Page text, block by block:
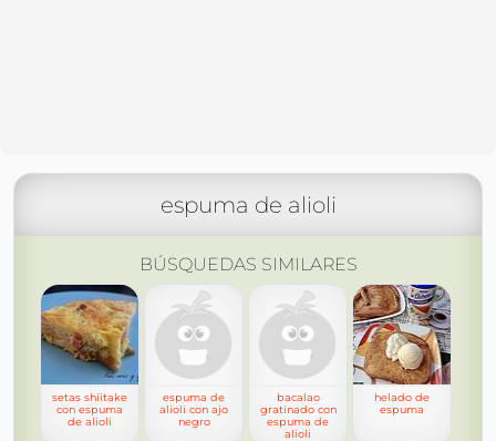
espuma de alioli
BÚSQUEDAS SIMILARES
setas shiitake
con espuma
de alioli
espuma de
alioli con ajo
negro
bacalao
gratinado con
espuma de
alioli
helado de
espuma